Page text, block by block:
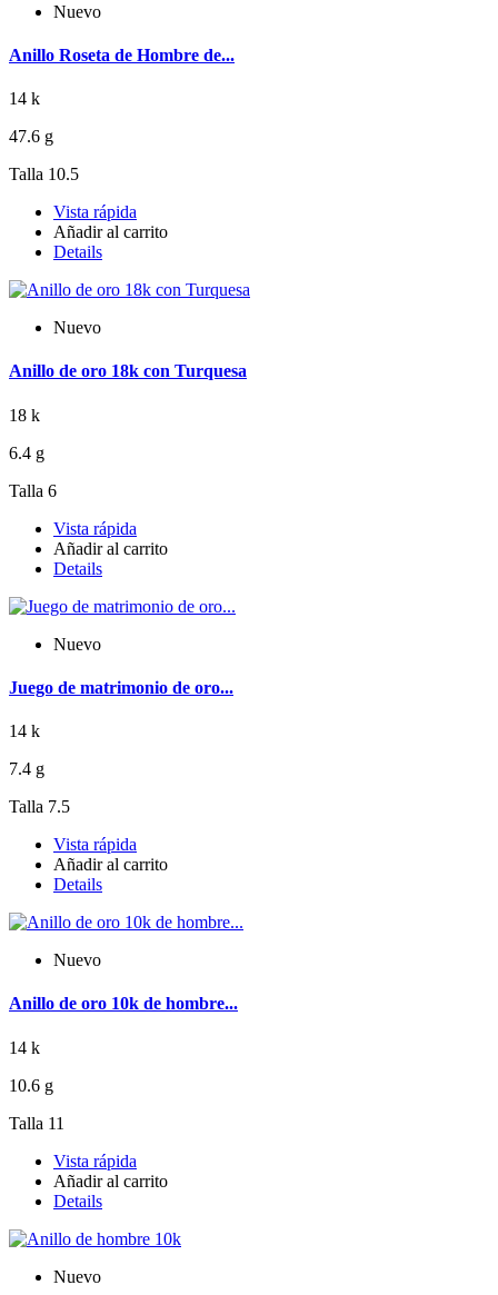
Nuevo
Anillo Roseta de Hombre de...
14 k
47.6 g
Talla 10.5
Vista rápida
Añadir al carrito
Details
Nuevo
Anillo de oro 18k con Turquesa
18 k
6.4 g
Talla 6
Vista rápida
Añadir al carrito
Details
Nuevo
Juego de matrimonio de oro...
14 k
7.4 g
Talla 7.5
Vista rápida
Añadir al carrito
Details
Nuevo
Anillo de oro 10k de hombre...
14 k
10.6 g
Talla 11
Vista rápida
Añadir al carrito
Details
Nuevo